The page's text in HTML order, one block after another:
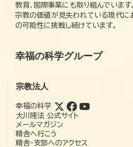
教育、国際事業にも取り組んでいます
宗教の価値が見失われている現代に
の可能性に挑戦し続けています。
幸福の科学グループ
宗教法人
幸福の科学
大川隆法 公式サイト
メールマガジン
精舎へ行こう
精舎・支部へのアクセス